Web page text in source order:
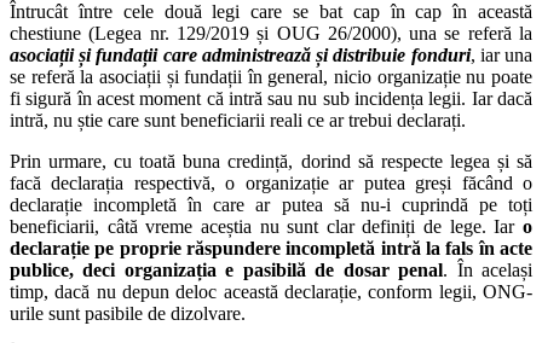
Întrucât între cele două legi care se bat cap în cap în această
chestiune (Legea nr. 129/2019 și OUG 26/2000), una se referă la
asociații și fundații care administrează și distribuie fonduri, iar una
se referă la asociații și fundații în general, nicio organizație nu poate
fi sigură în acest moment că intră sau nu sub incidența legii. Iar dacă
intră, nu știe care sunt beneficiarii reali ce ar trebui declarați.
Prin urmare, cu toată buna credință, dorind să respecte legea și să
facă declarația respectivă, o organizație ar putea greși făcând o
declarație incompletă în care ar putea să nu-i cuprindă pe toți
beneficiarii, câtă vreme aceștia nu sunt clar definiți de lege. Iar o
declarație pe proprie răspundere incompletă intră la fals în acte
publice, deci organizația e pasibilă de dosar penal. În același
timp, dacă nu depun deloc această declarație, conform legii, ONG-
urile sunt pasibile de dizolvare.